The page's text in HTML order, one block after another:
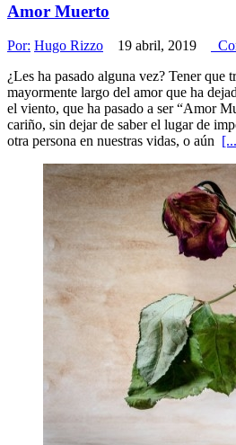
Amor Muerto
Por: Hugo Rizzo 19 abril, 2019
¿Les ha pasado alguna vez? Tener que
mayormente largo del amor que ha
el viento, que ha pasado a ser “Amor
cariño, sin dejar de saber el lugar de
otra persona en nuestras vidas, o aún